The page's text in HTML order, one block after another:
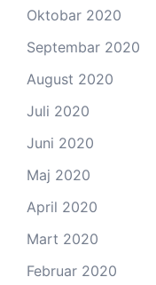
Oktobar 2020
Septembar 2020
August 2020
Juli 2020
Juni 2020
Maj 2020
April 2020
Mart 2020
Februar 2020